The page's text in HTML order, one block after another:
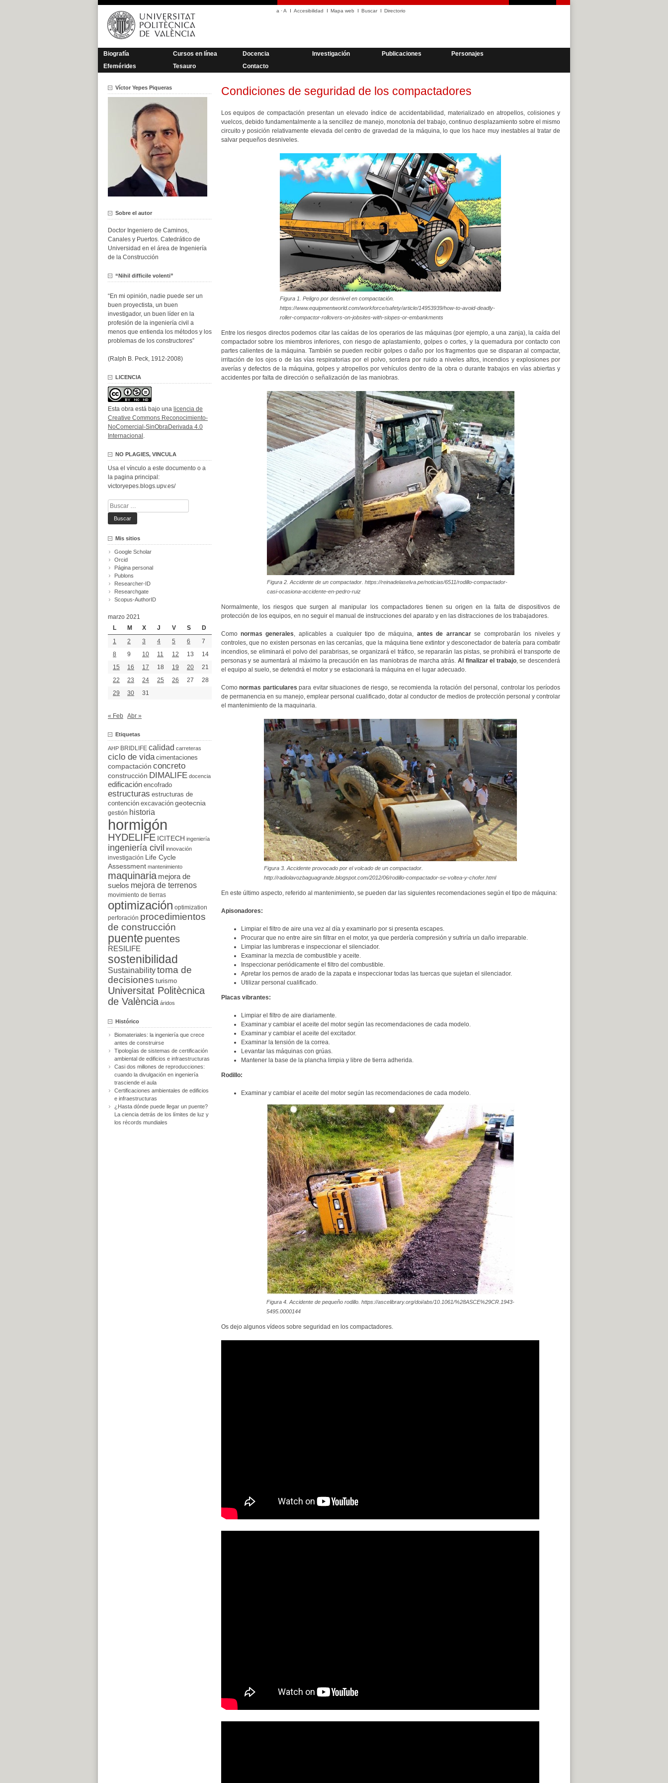
Saltar
contenido
a ·A Accesibilidad Mapa web Buscar Directorio
Biografía Cursos en línea Docencia Investigación Publicaciones
Personajes
Efemérides
Tesauro Contacto
Condiciones de seguridad de los compactadores
Los equipos de compactación presentan un elevado índice de accidentabilidad, materializado en atropellos, colisiones y
vuelcos, debido fundamentalmente a la sencillez de manejo, monotonía del trabajo, continuo desplazamiento sobre el mismo
circuito y posición relativamente elevada del centro de gravedad de la máquina, lo que los hace muy inestables al tratar de
salvar pequeños desniveles.
Figura 1. Peligro por desnivel en compactación.
https://www.equipmentworld.com/workforce/safety/article/14953939/how-to-avoid-deadly-
roller-compactor-rollovers-on-jobsites-with-slopes-or-embankments
Entre los riesgos directos podemos citar las caídas de los operarios de las máquinas (por ejemplo, a una zanja), la caída del
compactador sobre los miembros inferiores, con riesgo de aplastamiento, golpes o cortes, y la quemadura por contacto con
partes calientes de la máquina. También se pueden recibir golpes o daño por los fragmentos que se disparan al compactar,
irritación de los ojos o de las vías respiratorias por el polvo, sordera por ruido a niveles altos, incendios y explosiones por
averías y defectos de la máquina, golpes y atropellos por vehículos dentro de la obra o durante trabajos en vías abiertas y
accidentes por falta de dirección o señalización de las maniobras.
Figura 2. Accidente de un compactador. https://reinadelaselva.pe/noticias/6511/rodillo-compactador-
casi-ocasiona-accidente-en-pedro-ruiz
Normalmente, los riesgos que surgen al manipular los compactadores tienen su origen en la falta de dispositivos de
protección de los equipos, en no seguir el manual de instrucciones del aparato y en las distracciones de los trabajadores.
Como normas generales, aplicables a cualquier tipo de máquina, antes de arrancarse comprobarán los niveles y
controles, que no existen personas en las cercanías, que la máquina tiene extintor y desconectador de batería para combatir
incendios, se eliminará el polvo del parabrisas, se organizará el tráfico, se repararán las pistas, se prohibirá el transporte de
personas y se aumentará al máximo la precaución en las maniobras de marcha atrás. Al finalizar el trabajo, se descenderá
el equipo al suelo, se detendrá el motor y se estacionará la máquina en el lugar adecuado.
Comonormas particulares para evitar situaciones de riesgo, se recomienda la rotación del personal, controlar los períodos
de permanencia en su manejo, emplear personal cualificado, dotar al conductor de medios de protección personal y controlar
el mantenimiento de la maquinaria.
Figura 3. Accidente provocado por el volcado de un compactador.
http://radiolavozbaguagrande.blogspot.com/2012/06/rodillo-compactador-se-voltea-y-chofer.html
En este último aspecto, referido al mantenimiento, se pueden dar las siguientes recomendaciones según el tipo de máquina:
Apisonadores:
Limpiar el filtro de aire una vez al día y examinarlo por si presenta escapes.
Procurar que no entre aire sin filtrar en el motor, ya que perdería compresión y sufriría un daño irreparable.
Limpiar las lumbreras e inspeccionar el silenciador.
Examinar la mezcla de combustible y aceite.
Inspeccionar periódicamente el filtro del combustible.
Apretar los pernos de arado de la zapata e inspeccionar todas las tuercas que sujetan el silenciador.
Utilizar personal cualificado.
Placas vibrantes:
Limpiar el filtro de aire diariamente.
Examinar y cambiar el aceite del motor según las recomendaciones de cada modelo.
Examinar y cambiar el aceite del excitador.
Examinar la tensión de la correa.
Levantar las máquinas con grúas.
Mantener la base de la plancha limpia y libre de tierra adherida.
Rodillo:
Examinar y cambiar el aceite del motor según las recomendaciones de cada modelo.
Figura 4. Accidente de pequeño rodillo. https://ascelibrary.org/doi/abs/10.1061/%28ASCE%29CR.1943-
5495.0000144
Os dejo algunos vídeos sobre seguridad en los compactadores.
Víctor Yepes Piqueras
Sobre el autor
Doctor Ingeniero de Caminos,
Canales y Puertos. Catedrático de
Universidad en el área de Ingeniería
de la Construcción
“Nihil difficile volenti”
“En mi opinión, nadie puede ser un
buen proyectista, un buen
investigador, un buen líder en la
profesión de la ingeniería civil a
menos que entienda los métodos y los
problemas de los constructores”
(Ralph B. Peck, 1912-2008)
LICENCIA
Esta obra está bajo una licencia de
Creative Commons Reconocimiento-
NoComercial-SinObraDerivada 4.0
Internacional .
NO PLAGIES, VINCULA
Usa el vínculo a este documento o a
la pagina principal:
victoryepes.blogs.upv.es/
Buscar:
Mis sitios
Google Scholar
Orcid
Página personal
Publons
Researcher-ID
Researchgate
Scopus-AuthorID
marzo 2021
L
M X J V S
D
1
2 3 4 5 6
7
8
9 10 11 12 13
14
15
16 17 18 19 20
21
22
23 24 25 26 27
28
29
30 31
« Feb Abr »
Etiquetas
AHP BRIDLIFE calidad carreteras
ciclo de vida cimentaciones
compactación concreto
construcción DIMALIFE docencia
edificación encofrado
estructuras estructuras de
contención excavación geotecnia
gestión historia
hormigón
HYDELIFE ICITECH ingeniería
ingeniería civil innovación
investigación
Life Cycle
Assessment mantenimiento
maquinaria mejora de
suelos mejora de terrenos
movimiento de tierras
optimización optimization
perforación procedimientos
de construcción
puente puentes
RESILIFE
sostenibilidad
Sustainabilitytoma de
decisiones turismo
Universitat Politècnica
de València áridos
Histórico
Biomateriales: la ingeniería que crece
antes de construirse
Tipologías de sistemas de certificación
ambiental de edificios e infraestructuras
Casi dos millones de reproducciones:
cuando la divulgación en ingeniería
trasciende el aula
Certificaciones ambientales de edificios
e infraestructuras
¿Hasta dónde puede llegar un puente?
La ciencia detrás de los límites de luz y
los récords mundiales